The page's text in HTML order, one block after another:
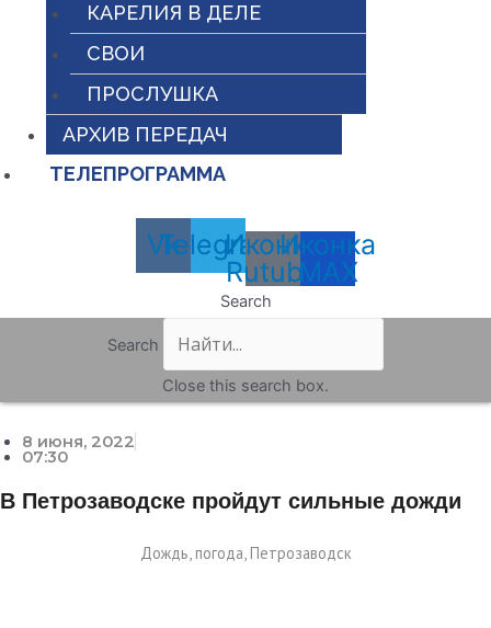
КАРЕЛИЯ В ДЕЛЕ
СВОИ
ПРОСЛУШКА
АРХИВ ПЕРЕДАЧ
ТЕЛЕПРОГРАММА
Vk
Telegram
Иконка
Rutube
Иконка
MAX
Search
Search
Close this search box.
8 июня, 2022
07:30
В Петрозаводске пройдут сильные дожди
Дождь, погода, Петрозаводск